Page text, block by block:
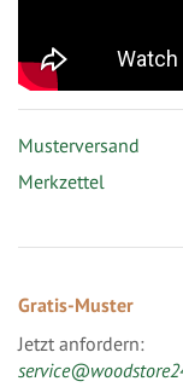
Musterversand
Merkzettel
Gratis-Muster
Jetzt anfordern: